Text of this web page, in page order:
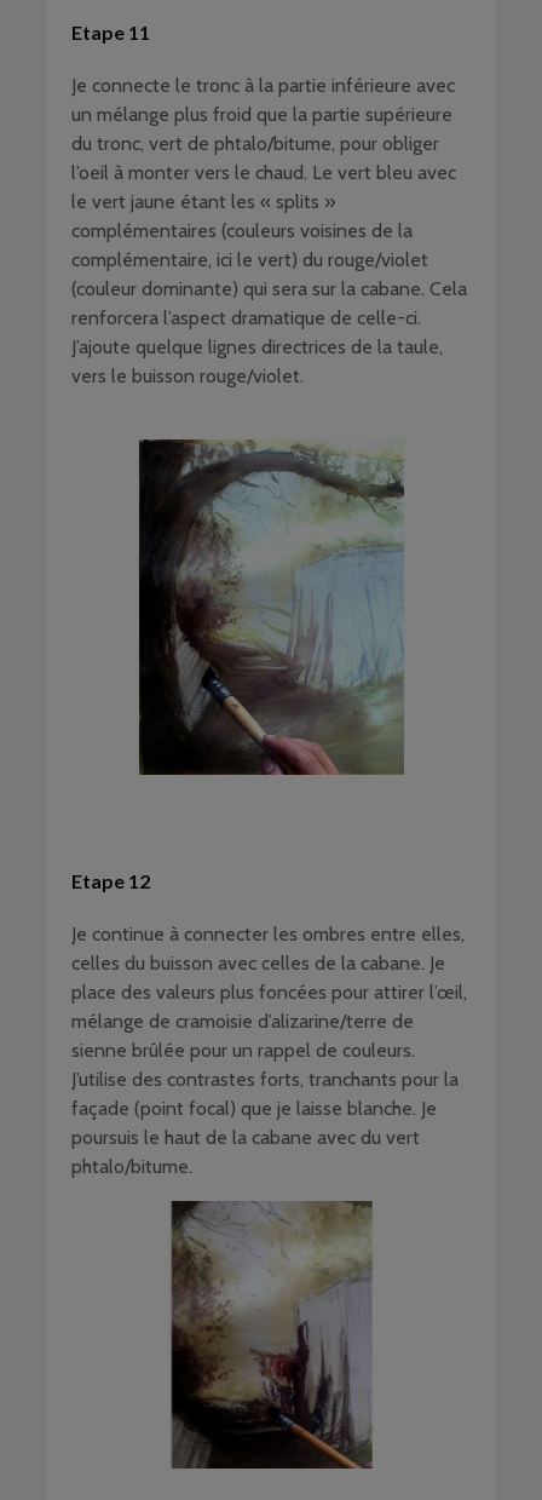
Etape 11
Je connecte le tronc à la partie inférieure avec
un mélange plus froid que la partie supérieure
du tronc, vert de phtalo/bitume, pour obliger
l’oeil à monter vers le chaud. Le vert bleu avec
le vert jaune étant les « splits »
complémentaires (couleurs voisines de la
complémentaire, ici le vert) du rouge/violet
(couleur dominante) qui sera sur la cabane. Cela
renforcera l’aspect dramatique de celle-ci.
J’ajoute quelque lignes directrices de la taule,
vers le buisson rouge/violet.
Etape 12
Je continue à connecter les ombres entre elles,
celles du buisson avec celles de la cabane. Je
place des valeurs plus foncées pour attirer l’œil,
mélange de cramoisie d’alizarine/terre de
sienne brûlée pour un rappel de couleurs.
J’utilise des contrastes forts, tranchants pour la
façade (point focal) que je laisse blanche. Je
poursuis le haut de la cabane avec du vert
phtalo/bitume.